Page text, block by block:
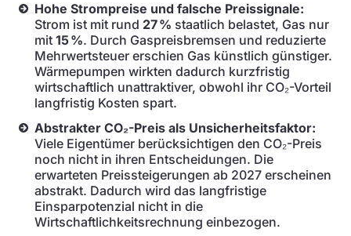
Hohe Strompreise und falsche Preissignale:
Strom ist mit rund 27 % staatlich belastet, Gas nur
mit 15 %. Durch Gaspreisbremsen und reduzierte
Mehrwertsteuer erschien Gas künstlich günstiger.
Wärmepumpen wirkten dadurch kurzfristig
wirtschaftlich unattraktiver, obwohl ihr CO₂-Vorteil
langfristig Kosten spart.
Abstrakter CO₂-Preis als Unsicherheitsfaktor:
Viele Eigentümer berücksichtigen den CO₂-Preis
noch nicht in ihren Entscheidungen. Die
erwarteten Preissteigerungen ab 2027 erscheinen
abstrakt. Dadurch wird das langfristige
Einsparpotenzial nicht in die
Wirtschaftlichkeitsrechnung einbezogen.